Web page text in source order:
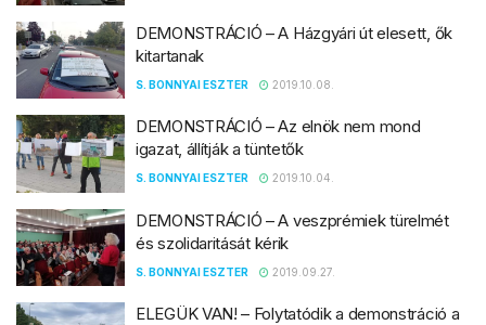
DEMONSTRÁCIÓ – A Házgyári út elesett, ők
kitartanak
S. BONNYAI ESZTER 2019.10.08.
DEMONSTRÁCIÓ – Az elnök nem mond
igazat, állítják a tüntetők
S. BONNYAI ESZTER 2019.10.04.
DEMONSTRÁCIÓ – A veszprémiek türelmét
és szolidaritását kérik
S. BONNYAI ESZTER 2019.09.27.
ELEGÜK VAN! – Folytatódik a demonstráció a